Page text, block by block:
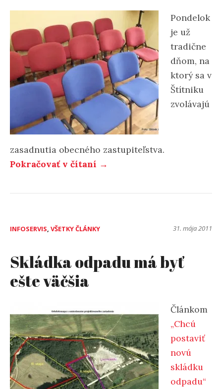
Pondelok
je už
tradične
dňom, na
ktorý sa v
Štítniku
zvolávajú
zasadnutia obecného zastupiteľstva.
Pokračovať v čítaní „Prejednajú
rozpočtu
→
INFOSERVIS, VŠETKY ČLÁNKY 31. mája 2011
Skládka odpadu má byť
ešte väčšia
Článkom
„Chcú
postaviť
novú
skládku
odpadu“